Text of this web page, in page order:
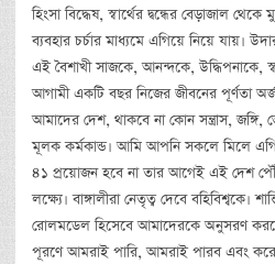
হিংসা বিদ্ধেষ, স্বার্থের দ্বন্ধের বেড়াজাল
ব্যবহার চর্চার মাধ্যমে এগিয়ে নিয়ে যায়।
এই বৈশাখী সাজকে, আনন্দকে, উদ্ধিপনাকে,
আগামী একটি বছর নিজের জীবনের পূর্ণতা
আমাদের দেশ, থাকবে না কোন সন্ত্রাস, জঙ্গি,
মূলক কর্মকান্ড। আমি আপনি সকলে মিলে
৪১ প্রয়োজন হবে না তার আগেই এই দেশ
লক্ষ্যে। বাঙ্গালীরা নেতৃত্ব দেবে বহিবিশ্বকে।
রোলমডেল হিসেবে আমাদেরকে অনুসরণ করবে
পূরণে আমরাই পারি, আমরাই পারব এবং